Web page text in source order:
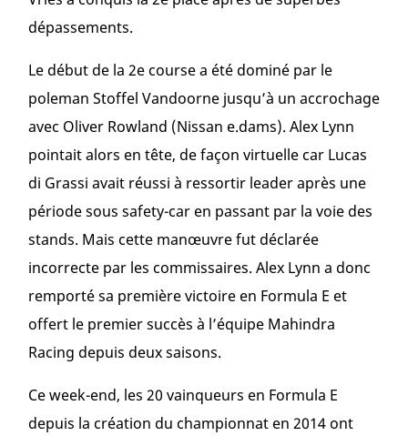
dépassements.
Le début de la 2ecourse a été dominé par le
poleman Stoffel Vandoorne jusqu’à un accrochage
avec Oliver Rowland (Nissan e.dams). Alex Lynn
pointait alors en tête, de façon virtuelle car Lucas
di Grassi avait réussi à ressortir leader après une
période sous safety-car en passant par la voie des
stands. Mais cette manœuvre fut déclarée
incorrecte par les commissaires. Alex Lynn a donc
remporté sa première victoire en Formula E et
offert le premier succès à l’équipe Mahindra
Racing depuis deux saisons.
Ce week-end, les 20 vainqueurs en Formula E
depuis la création du championnat en 2014 ont